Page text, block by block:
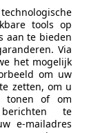
Bluetooth
EN
STAAT
AAN
C,
U ONS
A.NL
tools op
aan te bieden
Via
het mogelijk
om uw
zetten, om u
tonen of om
te
e-mailadres